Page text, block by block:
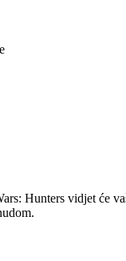
Hunters vidjet će